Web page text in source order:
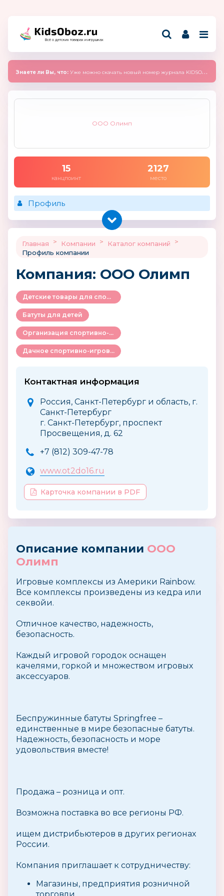
Всё о детских товарах и игрушках
Знаете ли Вы, что: Уже можно скачать новый номер журнала KIDSOBOZ 2025 (сентябрь)
ООО Олимп
15
канцпоинт
2127
место
Профиль
Главная > Компании > Каталог компаний
>
Профиль компании
Компания: ООО Олимп
Детские товары для спорта и активного отдыха
Батуты для детей
Организация спортивно-игрового пространства
Дачное спортивно-игровое оборудование
Контактная информация
Россия, Санкт-Петербург и область, г.
Санкт-Петербург
г. Санкт-Петербург, проспект
Просвещения, д. 62
+7 (812) 309-47-78
www.ot2do16.ru
Карточка компании в PDF
Описание компании ООО
Олимп
Игровые комплексы из Америки Rainbow.
Все комплексы произведены из кедра или
секвойи.
Отличное качество, надежность,
безопасность.
Каждый игровой городок оснащен
качелями, горкой и множеством игровых
аксессуаров.
Беспружинные батуты Springfree –
единственные в мире безопасные батуты.
Надежность, безопасность и море
удовольствия вместе!
Продажа – розница и опт.
Возможна поставка во все регионы РФ.
ищем дистрибьютеров в других регионах
России.
Компания приглашает к сотрудничеству:
Магазины, предприятия розничной